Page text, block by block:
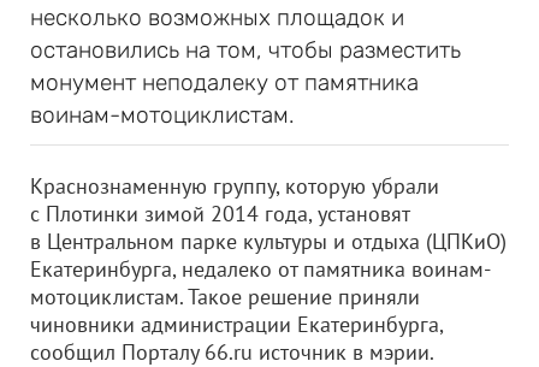
несколько возможных площадок и
остановились на том, чтобы разместить
монумент неподалеку от памятника
воинам-мотоциклистам.
Краснознаменную группу, которую убрали
с Плотинки зимой 2014 года, установят
в Центральном парке культуры и отдыха (ЦПКиО)
Екатеринбурга, недалеко от памятника воинам-
мотоциклистам. Такое решение приняли
чиновники администрации Екатеринбурга,
сообщил Порталу 66.ru источник в мэрии.